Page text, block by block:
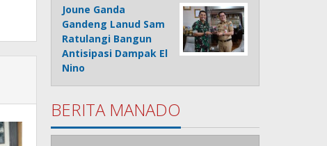
Joune Ganda
Gandeng Lanud Sam
Ratulangi Bangun
Antisipasi Dampak El
Nino
BERITA MANADO